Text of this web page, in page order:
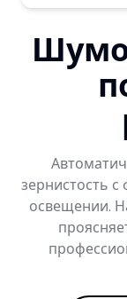
зернистость
освещении.